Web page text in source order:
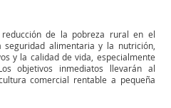
de la pobreza rural en el
alimentaria y la nutrición,
y la calidad de vida, especialmente
objetivos inmediatos llevarán al
comercial rentable a pequeña